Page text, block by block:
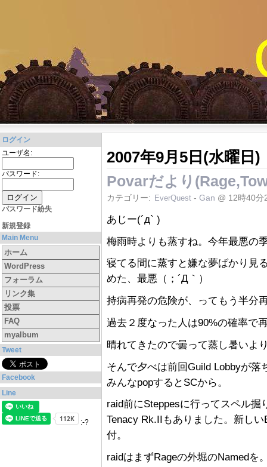
ログイン
ユーザ名:
パスワード:
パスワード紛失
新規登録
Main Menu
ホーム
WordPress
フォーラム
リンク集
投票
FAQ
myalbum
Tweet
Facebook
Line
:-?
2007年9月5日(水曜日)
Povarだより
カテゴリー: EverQuest - Gan @ 12時40分
あじー(´д` )
梅雨時よりも蒸すね。今年最悪の
寝てる間に蒸すと嫌な夢ばかり見
めた、最悪（；´Д｀）
持病再発の危険が、ってもう半分
過去２度なった人は90%の確率で
晴れてきたので曇って蒸し暑いよ
そんで夕べは前回Guild Lobbyが
みんなpopするとSCから。
raid前にSteppesに行ってスペル
Tenacy Rk.IIもありました。新し
付。
raidはまずRageの外堀のNamedを